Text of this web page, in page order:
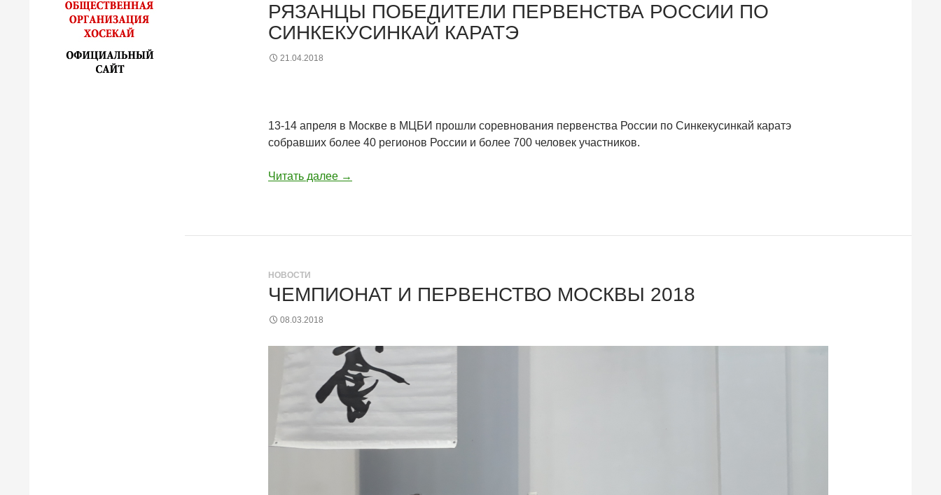
РЯЗАНЦЫ ПОБЕДИТЕЛИ ПЕРВЕНСТВА РОССИИ ПО
СИНКЕКУСИНКАЙ КАРАТЭ
21.04.2018
13-14 апреля в Москве в МЦБИ прошли соревнования первенства России по Синкекусинкай каратэ
собравших более 40 регионов России и более 700 человек участников.
Читать далее →
НОВОСТИ
ЧЕМПИОНАТ И ПЕРВЕНСТВО МОСКВЫ 2018
08.03.2018